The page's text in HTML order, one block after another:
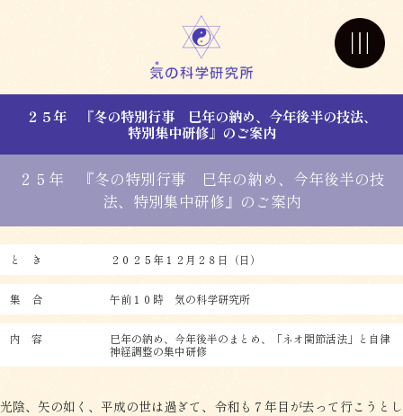
２５年 『冬の特別行事 巳年の納め、今年後半の技法、
特別集中研修』のご案内
２５年 『冬の特別行事 巳年の納め、今年後半の技
法、特別集中研修』のご案内
と き ２０２５年１２月２８日（日）
集 合 午前１０時 気の科学研究所
内 容
巳年の納め、今年後半のまとめ、「ネオ関節活法」と自律
神経調整の集中研修
光陰、矢の如く、平成の世は過ぎて、令和も７年目が去って行こうとし